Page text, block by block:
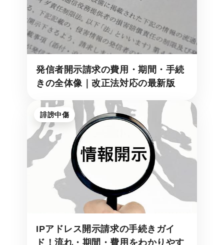
発信者開示請求の費用・期間・手続
きの全体像｜改正法対応の最新版
誹謗中傷
IPアドレス開示請求の手続きガイ
ド！流れ・期間・費用をわかりやす